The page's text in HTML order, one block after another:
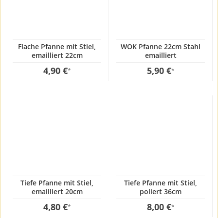
Flache Pfanne mit Stiel,
emailliert 22cm
4,90 €*
WOK Pfanne 22cm Stahl
emailliert
5,90 €*
Tiefe Pfanne mit Stiel,
emailliert 20cm
4,80 €*
Tiefe Pfanne mit Stiel,
poliert 36cm
8,00 €*